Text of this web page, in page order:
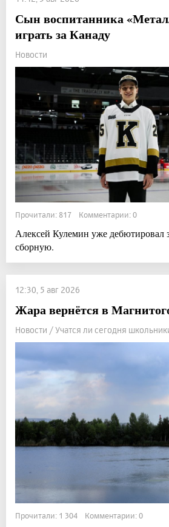
Сын воспитанника
играть за Канаду
Новости
Прочитали: 817 Комментарии: 0
Алексей Кулемин уже дебютировал
сборную.
12:30, 5 авг 2026
Жара вернётся в
Новости / Учатся ли сегодня
Прочитали: 1 304 Комментарии: 0